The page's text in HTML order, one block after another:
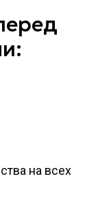
на всех